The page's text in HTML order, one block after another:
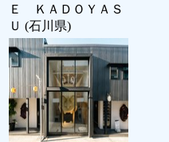
Ｅ ＫＡＤＯＹＡＳ
Ｕ (石川県)